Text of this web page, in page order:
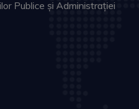
Publice și Administrației